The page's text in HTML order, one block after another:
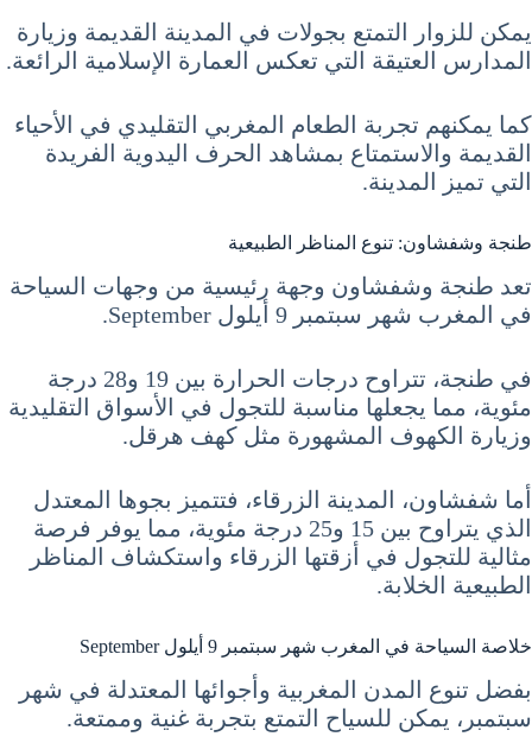
يمكن للزوار التمتع بجولات في المدينة القديمة وزيارة
المدارس العتيقة التي تعكس العمارة الإسلامية الرائعة.
كما يمكنهم تجربة الطعام المغربي التقليدي في الأحياء
القديمة والاستمتاع بمشاهد الحرف اليدوية الفريدة
التي تميز المدينة.
طنجة وشفشاون: تنوع المناظر الطبيعية
تعد طنجة وشفشاون وجهة رئيسية من وجهات السياحة
في المغرب شهر سبتمبر 9 أيلول September.
في طنجة، تتراوح درجات الحرارة بين 19 و28 درجة
مئوية، مما يجعلها مناسبة للتجول في الأسواق التقليدية
وزيارة الكهوف المشهورة مثل كهف هرقل.
أما شفشاون، المدينة الزرقاء، فتتميز بجوها المعتدل
الذي يتراوح بين 15 و25 درجة مئوية، مما يوفر فرصة
مثالية للتجول في أزقتها الزرقاء واستكشاف المناظر
الطبيعية الخلابة.
خلاصة السياحة في المغرب شهر سبتمبر 9 أيلول September
بفضل تنوع المدن المغربية وأجوائها المعتدلة في شهر
سبتمبر، يمكن للسياح التمتع بتجربة غنية وممتعة.